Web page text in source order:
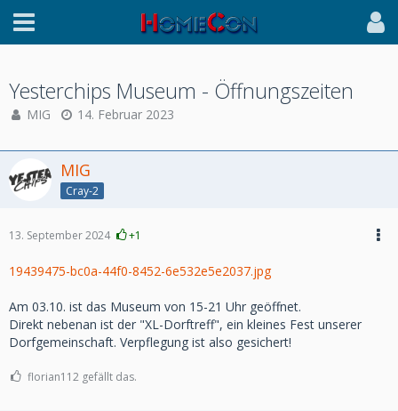
Yesterchips Museum - Öffnungszeiten
MIG 14. Februar 2023
MIG
Cray-2
13. September 2024 +1
19439475-bc0a-44f0-8452-6e532e5e2037.jpg
Am 03.10. ist das Museum von 15-21 Uhr geöffnet.
Direkt nebenan ist der "XL-Dorftreff", ein kleines Fest unserer
Dorfgemeinschaft. Verpflegung ist also gesichert!
florian112 gefällt das.